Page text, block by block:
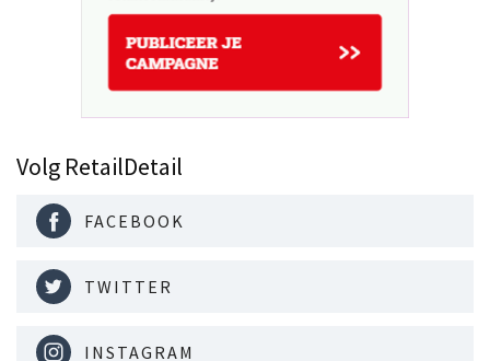
Volg RetailDetail
FACEBOOK
TWITTER
INSTAGRAM